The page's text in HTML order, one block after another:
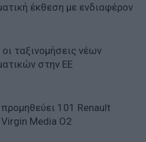
έκθεση με ενδιαφέρον
ταξινομήσεις νέων
στην ΕΕ
101 Renault
Virgin Media O2